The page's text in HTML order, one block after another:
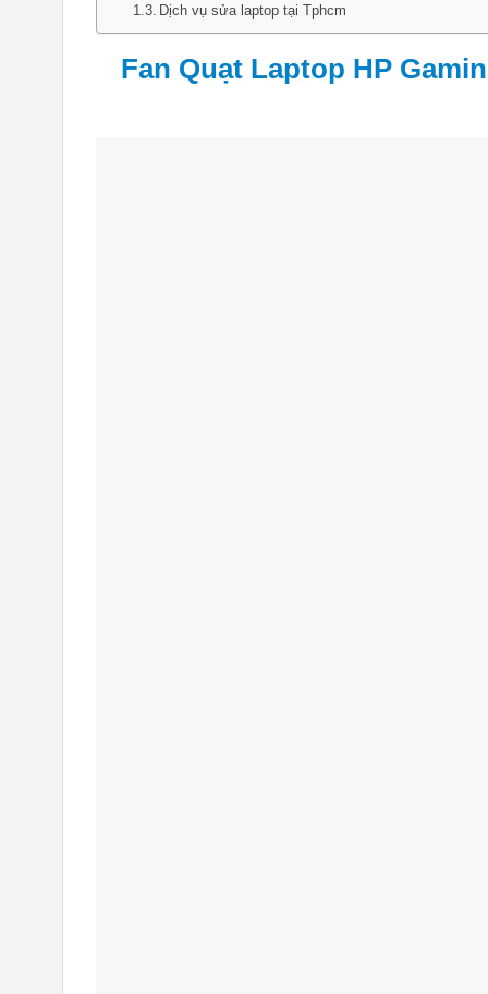
Dịch vụ sửa laptop tại Tphcm
Fan Quạt Laptop HP